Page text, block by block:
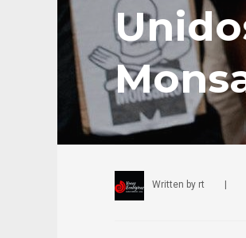
Written by rt